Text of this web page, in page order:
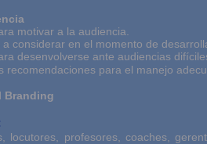
motivar a la audiencia.
considerar en el momento de
desenvolverse ante audiencias
recomendaciones para el manejo
Branding
locutores, profesores, coaches,